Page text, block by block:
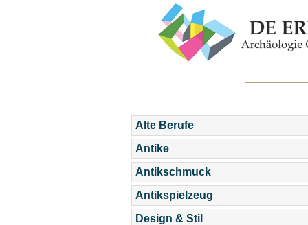
Alte Berufe
Antike
Antikschmuck
Antikspielzeug
Design & Stil